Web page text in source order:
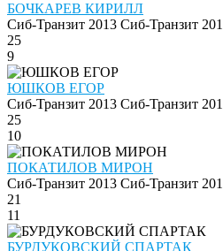
БОЧКАРЕВ КИРИЛЛ
Сиб-Транзит 2013 Сиб-Транзит
25
9
ЮШКОВ ЕГОР
Сиб-Транзит 2013 Сиб-Транзит
25
10
ПОКАТИЛОВ МИРОН
Сиб-Транзит 2013 Сиб-Транзит
21
11
БУРДУКОВСКИЙ СПАРТАК